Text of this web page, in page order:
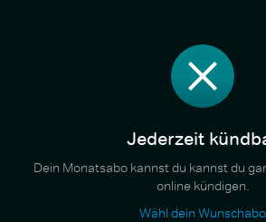
Jederzeit
Dein Monatsabo kannst du kannst du
online kündigen.
Wähl dein Wunschabo